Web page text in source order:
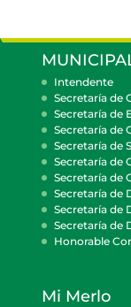
Intendente
Secretaría de
Secretaría de
Secretaría de
Secretaría de
Secretaría de
Secretaría de
Secretaría de
Secretaría de
Secretaría de
Honorable
Mi Merlo